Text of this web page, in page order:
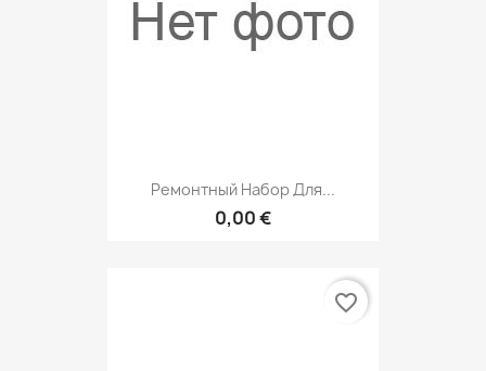
Ремонтный Набор Для...
0,00 €
favorite_border